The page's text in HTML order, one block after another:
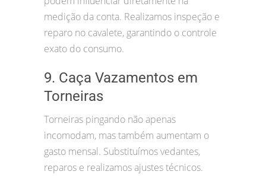
medição da conta. Realizamos inspeção e
reparo no cavalete, garantindo o controle
exato do consumo.
9. Caça Vazamentos em
Torneiras
Torneiras pingando não apenas
incomodam, mas também aumentam o
gasto mensal. Substituímos vedantes,
reparos e realizamos ajustes técnicos.